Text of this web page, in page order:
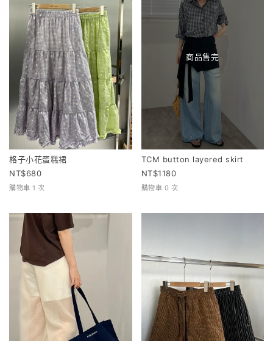
格子小花蛋糕裙
680
購物車 1 次
商品售完
TCM button layered skirt
1180
購物車 0 次